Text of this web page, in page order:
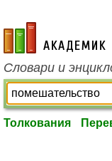
academic.ru
Словари и
Толкования